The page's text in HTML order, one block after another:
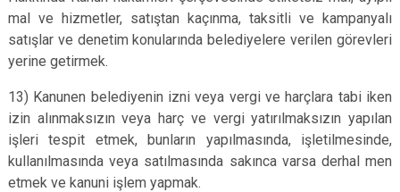
mal ve hizmetler, satıştan kaçınma, taksitli ve kampanyalı
satışlar ve denetim konularında belediyelere verilen görevleri
yerine getirmek.
13) Kanunen belediyenin izni veya vergi ve harçlara tabi iken
izin alınmaksızın veya harç ve vergi yatırılmaksızın yapılan
işleri tespit etmek, bunların yapılmasında, işletilmesinde,
kullanılmasında veya satılmasında sakınca varsa derhal men
etmek ve kanuni işlem yapmak.